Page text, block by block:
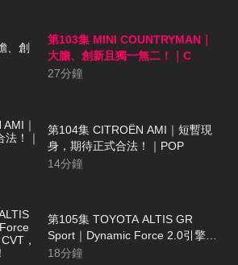
第103集 MINI COUNTRYMAN｜
大膽、創新且獨一無二！｜C
27分鐘
第104集 CITROËN AMI｜短暫現
身，期待正式合法！｜POP
14分鐘
第105集 TOYOTA ALTIS GR
Sport｜Dynamic Force 2.0引擎、
Direct Shift CVT，這才是它該有的
18分鐘